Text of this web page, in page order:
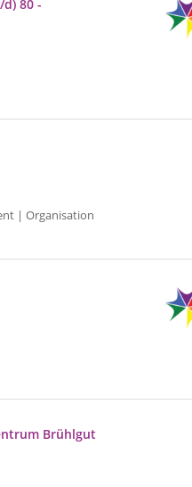
80 -
| Organisation
Brühlgut